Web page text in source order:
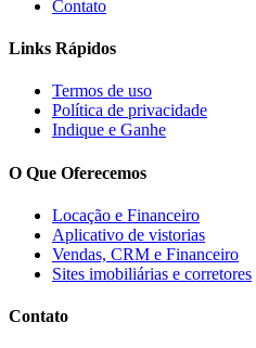
Contato
Links Rápidos
Termos de uso
Política de privacidade
Indique e Ganhe
O Que Oferecemos
Locação e Financeiro
Aplicativo de vistorias
Vendas, CRM e Financeiro
Sites imobiliárias e corretores
Contato